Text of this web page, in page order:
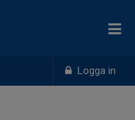
Logga in